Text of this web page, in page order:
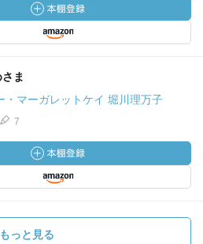
ま
・マーガレットケイ 堀川理万子
7
もっと見る